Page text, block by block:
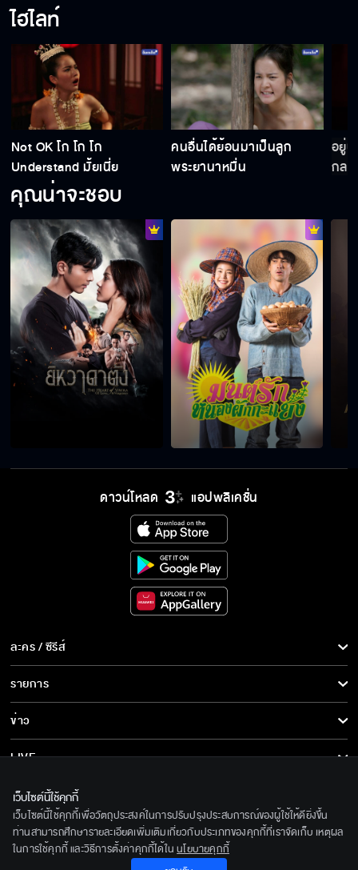
ไฮไลท์
Not OK โก โก โก
Understand มั้ยเนี่ย
คนอื่นได้ย้อนมาเป็นลูก
พระยานาหมื่น
อยู่นู่
กลา
คุณน่าจะชอบ
ดาวน์โหลด แอปพลิเคชั่น
ละคร / ซีรีส์
ละคร/ซีรีส์
ซีรีส์นานาชาติ
การ์ตูน & เกม
รายการ
รายการทั้งหมด
ข่าว
ข่าวทั้งหมด
ข่าวประชาสัมพันธ์
LIVE
เกี่ยวกับเรา
BEC World
รู้จักเรา
ติดตามเราได้ที่
เว็บไซต์นี้ใช้คุกกี้
เว็บไซต์นี้ใช้คุกกี้เพื่อวัตถุประสงค์ในการปรับปรุงประสบการณ์ของผู้ใช้ให้ดียิ่งขึ้น
ท่านสามารถศึกษารายละเอียดเพิ่มเติมเกี่ยวกับประเภทของคุกกี้ที่เราจัดเก็บ เหตุผล
ในการใช้คุกกี้ และวิธีการตั้งค่าคุกกี้ได้ใน นโยบายคุกกี้